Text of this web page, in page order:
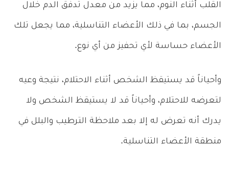
القلب أثناء النوم، مما يزيد من معدل تدفق الدم خلال
الجسم، بما في ذلك الأعضاء التناسلية، مما يجعل تلك
الأعضاء حساسة لأي تحفيز من أي نوع.
وأحياناً قد يستيقظ الشخص أثناء الاحتلام، نتيجة وعيه
لتعرضه للاحتلام، وأحياناً قد لا يستيقظ الشخص ولا
يدرك أنه تعرض له إلا بعد ملاحظة الترطيب والبلل في
منطقة الأعضاء التناسلية.